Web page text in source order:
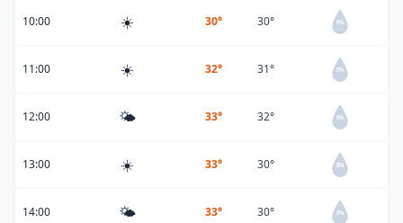
10:00 ☀️ 30° 30° 0%
11:00 ☀️ 32° 31° 0%
12:00 🌤️ 33° 32° 0%
13:00 ☀️ 33° 30° 0%
14:00 🌤️ 33° 30° 0%